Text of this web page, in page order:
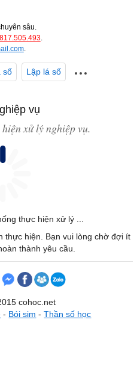
sâu.
.
.
số Lập lá số
vụ
xử lý nghiệp vụ.
thực hiện xử lý ...
thực hiện. Bạn vui lòng chờ đợi ít
thành yêu cầu.
cohoc.net
- Bói sim -Thần số học